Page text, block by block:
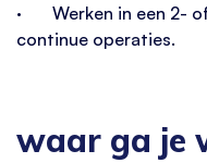
· Werken in een 2-
continue operaties.
waar ga je